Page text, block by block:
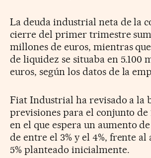
La deuda industrial neta de la
cierre del primer trimestre
millones de euros, mientras
de liquidez se situaba en 5.100
euros, según los datos de la
Fiat Industrial ha revisado a la
previsiones para el conjunto de
en el que espera un aumento
de entre el 3% y el 4%, frente al
5% planteado inicialmente.